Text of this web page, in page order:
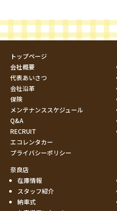
トップページ
会社概要
代表あいさつ
会社沿革
保険
メンテナンススケジュール
Q&A
RECRUIT
エコレンタカー
プライバシーポリシー
奈良店
在庫情報
スタッフ紹介
納車式